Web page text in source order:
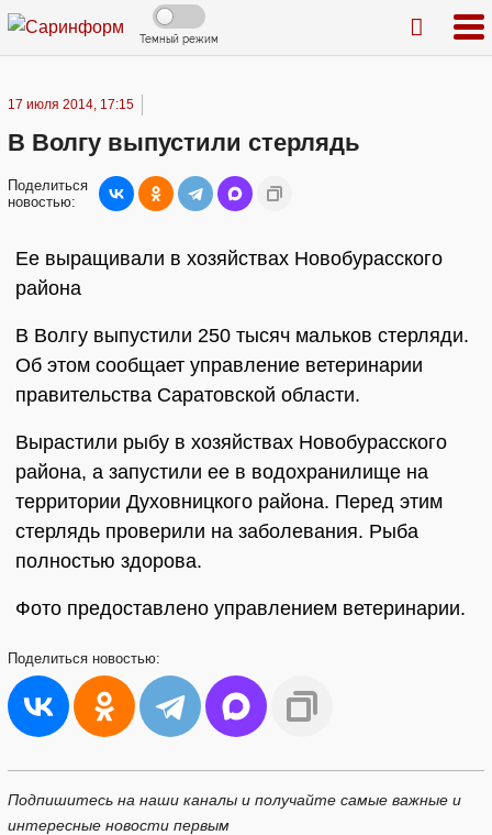
Темный режим
17 июля 2014, 17:15
В Волгу выпустили стерлядь
Поделиться
новостью:
Ее выращивали в хозяйствах Новобурасского
района
В Волгу выпустили 250 тысяч мальков стерляди.
Об этом сообщает управление ветеринарии
правительства Саратовской области.
Вырастили рыбу в хозяйствах Новобурасского
района, а запустили ее в водохранилище на
территории Духовницкого района. Перед этим
стерлядь проверили на заболевания. Рыба
полностью здорова.
Фото предоставлено управлением ветеринарии.
Поделиться новостью:
Подпишитесь на наши каналы и получайте самые важные и
интересные новости первым